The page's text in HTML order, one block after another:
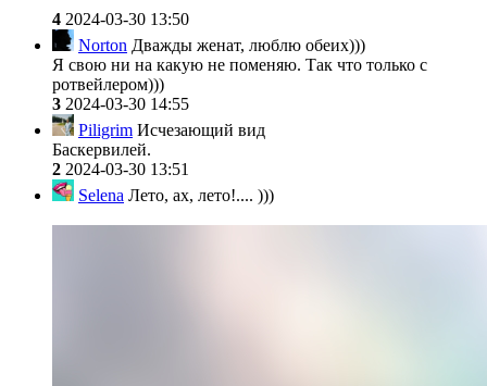
4 2024-03-30 13:50
Norton Дважды женат, люблю обеих)))
Я свою ни на какую не поменяю. Так что только с
ротвейлером)))
3 2024-03-30 14:55
Piligrim Исчезающий вид
Баскервилей.
2 2024-03-30 13:51
Selena Лето, ах, лето!.... )))